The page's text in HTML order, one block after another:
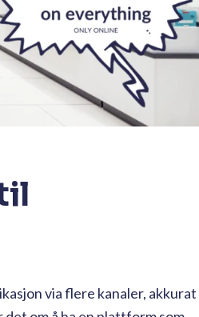
via flere kanaler, akkurat